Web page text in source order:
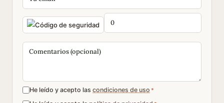
He leído y acepto las condiciones de uso *